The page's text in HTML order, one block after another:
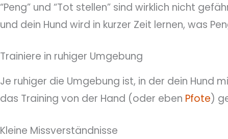
“Peng” und “Tot stellen” sind wirklich nicht
und dein Hund wird in kurzer Zeit lernen, was
Trainiere in ruhiger Umgebung
Je ruhiger die Umgebung ist, in der dein Hund
das Training von der Hand (oder eben Pfote)
Kleine Missverständnisse